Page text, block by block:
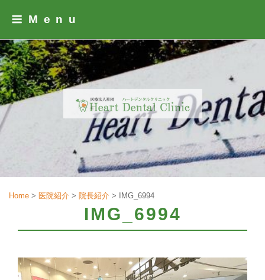
Menu
Home > 医院紹介 > 院長紹介 > IMG_6994
IMG_6994